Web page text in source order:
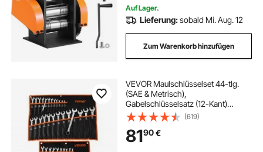
Auf Lager.
Lieferung:sobald Mi. Aug. 12
Zum Warenkorb hinzufügen
VEVOR Maulschlüsselset 44-tlg.
(SAE & Metrisch),
Gabelschlüsselsatz (12-Kant)
Schraubenschlüsselset mit
Rolltasche, Ringmaulschlüsselset
aus Kohlenstoffstahl, für Allgemeine
Kfz-Reparaturen
(619)
8190€